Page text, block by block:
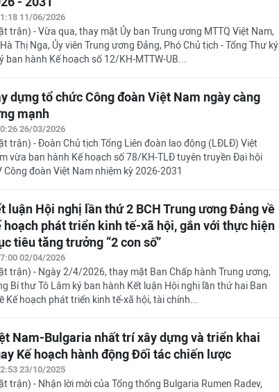
11/06/2026
trận) - Vừa qua, thay mặt Ủy ban Trung ương MTTQ Việt Nam,
Thị Nga, Ủy viên Trung ương Đảng, Phó Chủ tịch - Tổng Thư ký
hành Kế hoạch số 12/KH-MTTW-UB...
dựng tổ chức Công đoàn Việt Nam ngày càng
mạnh
26/03/2026
trận) - Đoàn Chủ tịch Tổng Liên đoàn lao động (LĐLĐ) Việt
vừa ban hành Kế hoạch số 78/KH-TLĐ tuyên truyền Đại hội
Công đoàn Việt Nam nhiệm kỳ 2026-2031
luận Hội nghị lần thứ 2 BCH Trung ương Đảng về
hoạch phát triển kinh tế-xã hội, gắn với thực hiện
tiêu tăng trưởng “2 con số”
02/04/2026
trận) - Ngày 2/4/2026, thay mặt Ban Chấp hành Trung ương,
Bí thư Tô Lâm ký ban hành Kết luận Hội nghị lần thứ hai Ban
hoạch phát triển kinh tế-xã hội, tài chính...
Nam-Bulgaria nhất trí xây dựng và triển khai
Kế hoạch hành động Đối tác chiến lược
23/10/2025
trận) - Nhận lời mời của Tổng thống Bulgaria Rumen Radev,